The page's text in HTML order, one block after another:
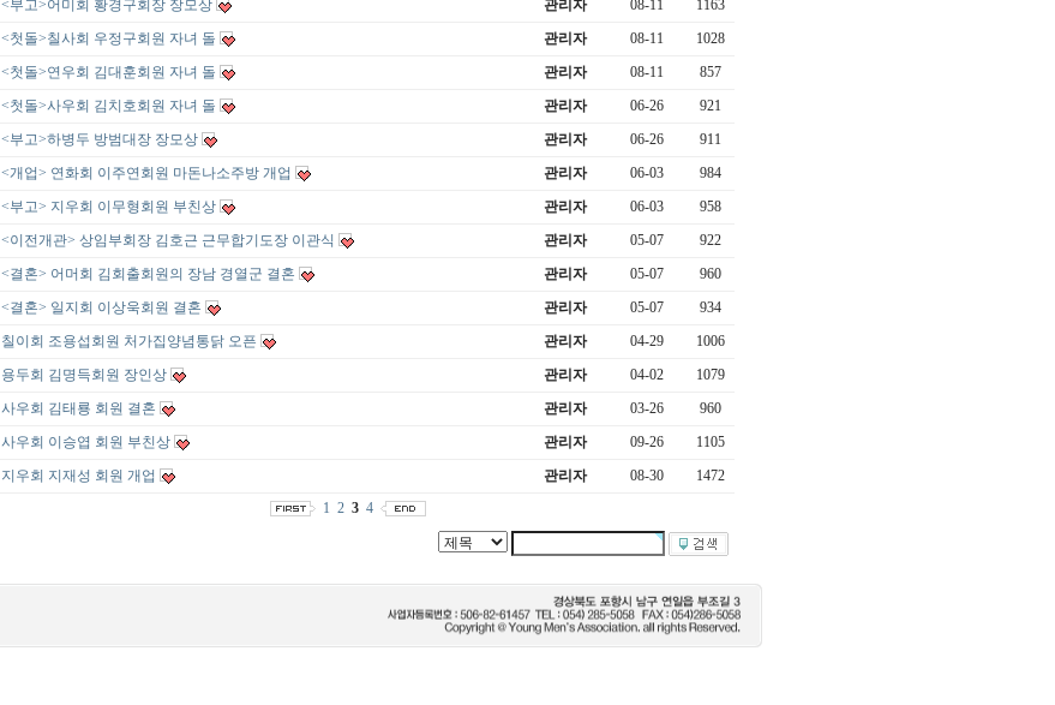
<부고>어미회 황경구회장 장모상 관리자 08-11
1163
<첫돌>칠사회 우정구회원 자녀 돌 관리자 08-11
1028
<첫돌>연우회 김대훈회원 자녀 돌 관리자 08-11
857
<첫돌>사우회 김치호회원 자녀 돌 관리자 06-26
921
<부고>하병두 방범대장 장모상 관리자 06-26
911
<개업> 연화회 이주연회원 마돈나소주방 개업 관리자 06-03
984
<부고> 지우회 이무형회원 부친상 관리자 06-03
958
<이전개관> 상임부회장 김호근 근무합기도장 이관식 관리자 05-07
922
<결혼> 어머회 김회출회원의 장남 경열군 결혼 관리자 05-07
960
<결혼> 일지회 이상욱회원 결혼 관리자 05-07
934
칠이회 조용섭회원 처가집양념통닭 오픈 관리자 04-29
1006
용두회 김명득회원 장인상 관리자 04-02
1079
사우회 김태룡 회원 결혼 관리자 03-26
960
사우회 이승엽 회원 부친상 관리자 09-26
1105
지우회 지재성 회원 개업 관리자 08-30
1472
1 2 3 4